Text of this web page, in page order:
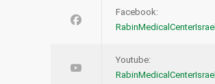
Facebook:
RabinMedicalCenterIsrael
Youtube:
RabinMedicalCenterIsrael